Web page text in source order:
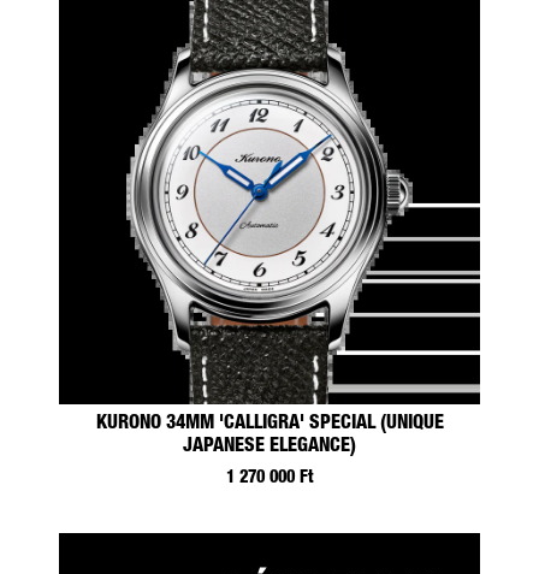
KURONO 34MM 'CALLIGRA' SPECIAL (UNIQUE
JAPANESE ELEGANCE)
1 270 000 Ft